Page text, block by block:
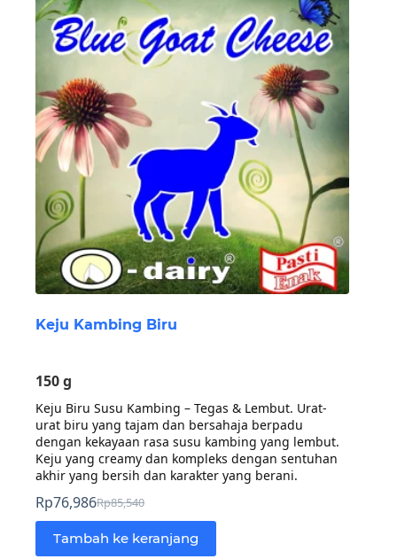
Keju Kambing Biru
150 g
Keju Biru Susu Kambing – Tegas & Lembut. Urat-
urat biru yang tajam dan bersahaja berpadu
dengan kekayaan rasa susu kambing yang lembut.
Keju yang creamy dan kompleks dengan sentuhan
akhir yang bersih dan karakter yang berani.
Rp85,540
Harga
aslinya
adalah:
Rp76,986Harga
saat
ini
Tambah ke keranjang